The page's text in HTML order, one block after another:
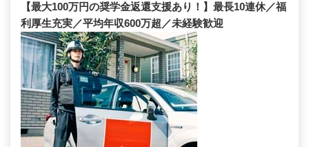
【最大100万円の奨学金返還支援あり！】最長10連休／福
利厚生充実／平均年収600万超／未経験歓迎